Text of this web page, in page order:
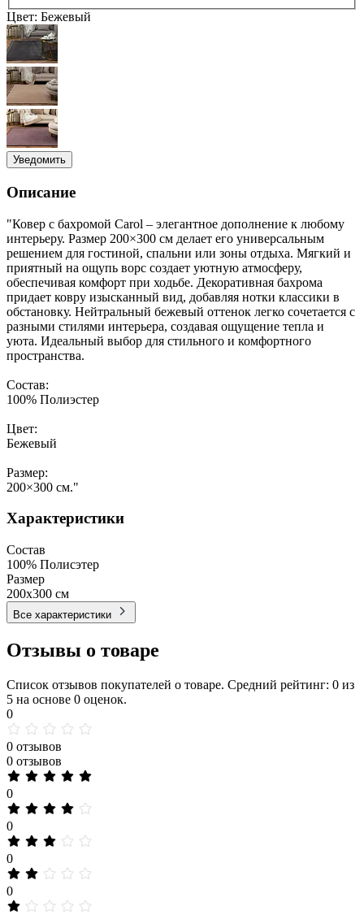
Цвет: Бежевый
Уведомить
Описание
"Ковер с бахромой Carol – элегантное дополнение к любому
интерьеру. Размер 200×300 см делает его универсальным
решением для гостиной, спальни или зоны отдыха. Мягкий и
приятный на ощупь ворс создает уютную атмосферу,
обеспечивая комфорт при ходьбе. Декоративная бахрома
придает ковру изысканный вид, добавляя нотки классики в
обстановку. Нейтральный бежевый оттенок легко сочетается с
разными стилями интерьера, создавая ощущение тепла и
уюта. Идеальный выбор для стильного и комфортного
пространства.
Состав:
100% Полиэстер
Цвет:
Бежевый
Размер:
200×300 см."
Характеристики
Состав
100% Полисэтер
Размер
200х300 см
Все характеристики
Отзывы о товаре
Список отзывов покупателей о товаре. Средний рейтинг: 0 из
5 на основе 0 оценок.
0
0 отзывов
0 отзывов
0
0
0
0